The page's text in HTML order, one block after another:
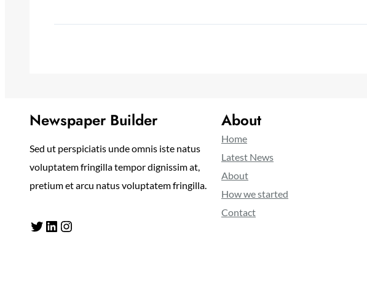
Newspaper Builder
Sed ut perspiciatis unde omnis iste natus
voluptatem fringilla tempor dignissim at,
pretium et arcu natus voluptatem fringilla.
Twitter LinkedIn Instagram
About
Home
Latest News
About
How we started
Contact